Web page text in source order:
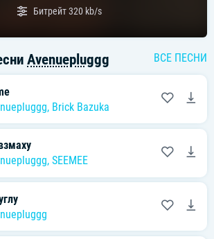
Битрейт320 kb/s
Avenuepluggg ВСЕ ПЕСНИ
, Brick Bazuka
, SEEMEE